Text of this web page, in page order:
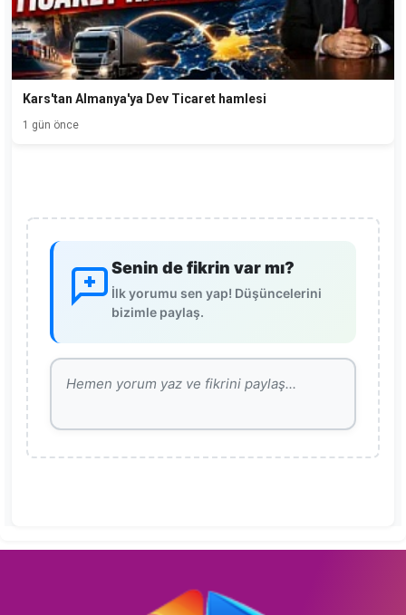
Kars'tan Almanya'ya Dev Ticaret hamlesi
1 gün önce
Senin de fikrin var mı?
İlk yorumu sen yap! Düşüncelerini
bizimle paylaş.